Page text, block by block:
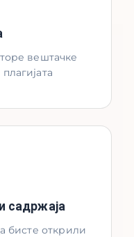
вештачке
садржаја
бисте открили